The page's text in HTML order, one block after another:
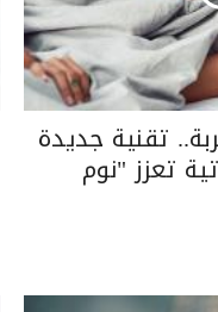
تقنية جديدة
تعزز "نوم